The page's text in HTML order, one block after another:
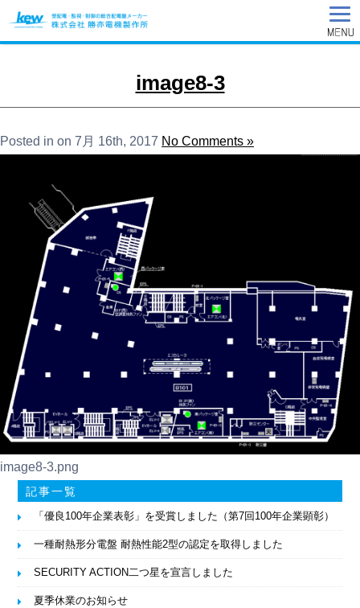
image8-3
Posted in on 7月 16th, 2017 No Comments »
image8-3.png
記事一覧
「優良100年企業表彰」を受賞しました（第7回100年企業顕彰）
一種耐熱形分電盤 耐熱性能2型の認定を取得しました
SECURITY ACTION二つ星を宣言しました
夏季休業のお知らせ